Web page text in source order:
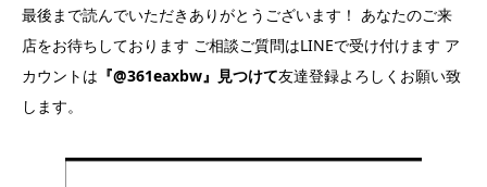
最後まで読んでいただきありがとうございます！ あなたのご来
店をお待ちしております ご相談ご質問はLINEで受け付けます ア
カウントは 『@361eaxbw』見つけて友達登録よろしくお願い致
します。